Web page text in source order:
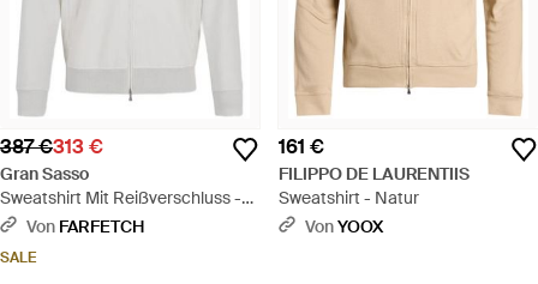
387 €313 €
Gran Sasso
Sweatshirt Mit Reißverschluss -
WeißVon FARFETCH
SALE
161 €
FILIPPO DE LAURENTIIS
Sweatshirt - Natur
VonYOOX